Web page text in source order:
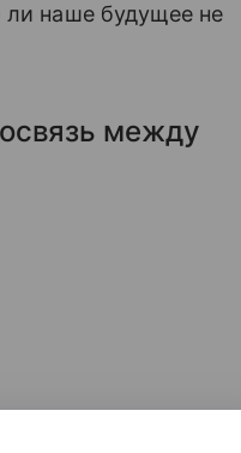
ли наше будущее не
между